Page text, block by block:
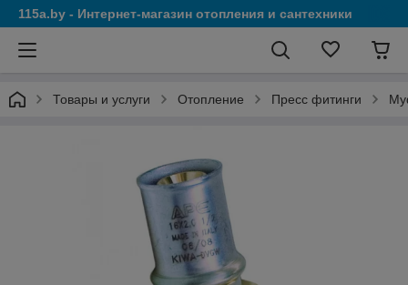
115a.by - Интернет-магазин отопления и сантехники
Товары и услуги Отопление Пресс фитинги